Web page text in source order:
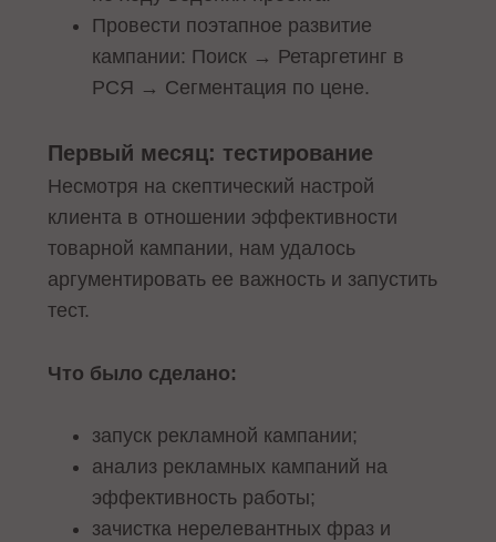
Провести поэтапное развитие
кампании: Поиск → Ретаргетинг в
РСЯ → Сегментация по цене.
Первый месяц: тестирование
Несмотря на скептический настрой
клиента в отношении эффективности
товарной кампании, нам удалось
аргументировать ее важность и запустить
тест.
Что было сделано:
запуск рекламной кампании;
анализ рекламных кампаний на
эффективность работы;
зачистка нерелевантных фраз и